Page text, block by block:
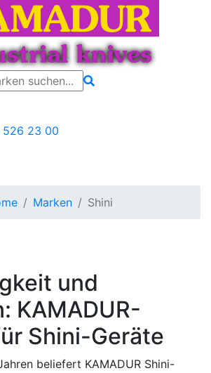
526 23 00
Marken Shini
und
KAMADUR-
Shini-Geräte
beliefert KAMADUR Shini-